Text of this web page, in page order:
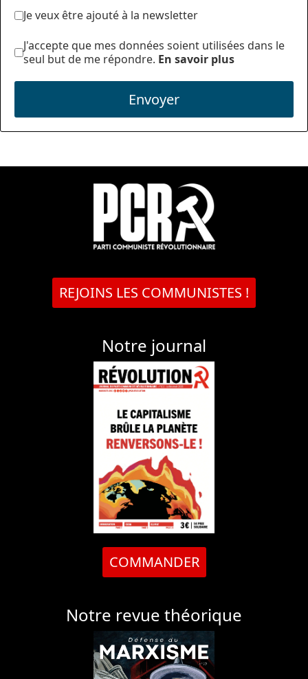
Je veux être ajouté à la newsletter
J'accepte que mes données soient utilisées dans le
seul but de me répondre. En savoir plus
Envoyer
REJOINS LES COMMUNISTES !
Notre journal
COMMANDER
Notre revue théorique